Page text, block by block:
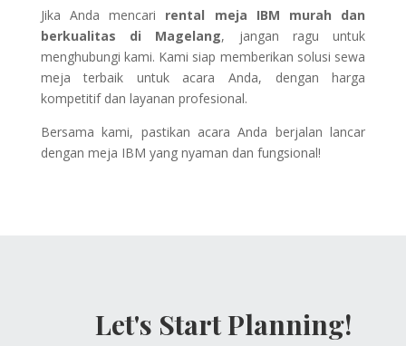
Jika Anda mencari rental meja IBM murah dan
berkualitas di Magelang, jangan ragu untuk
menghubungi kami. Kami siap memberikan solusi sewa
meja terbaik untuk acara Anda, dengan harga
kompetitif dan layanan profesional.
Bersama kami, pastikan acara Anda berjalan lancar
dengan meja IBM yang nyaman dan fungsional!
Let's Start Planning!